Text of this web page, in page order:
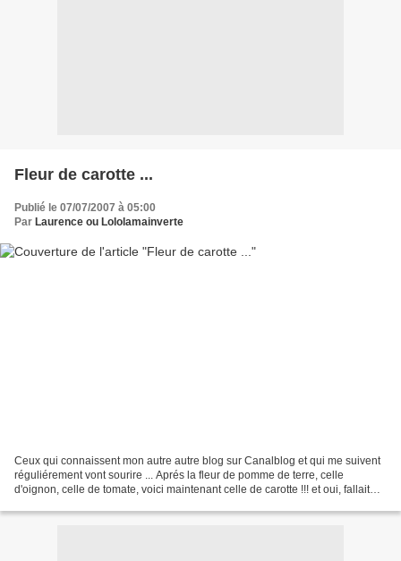
Fleur de carotte ...
Publié le 07/07/2007 à 05:00
Par Laurence ou Lololamainverte
Ceux qui connaissent mon autre autre blog sur Canalblog et qui me suivent
réguliérement vont sourire ... Aprés la fleur de pomme de terre, celle
d'oignon, celle de tomate, voici maintenant celle de carotte !!! et oui, fallait